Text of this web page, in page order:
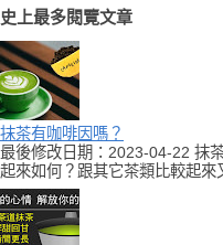
史上最多閱覽文章
抹茶有咖啡因嗎？
最後修改日期：2023-04-22 抹
起來如何？跟其它茶類比較起來